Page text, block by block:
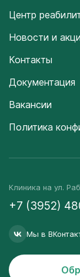
Центр
Новости и
Контакты
Документация
Вакансии
Политика
Клиника на ул.
+7 (3952)
Мы в